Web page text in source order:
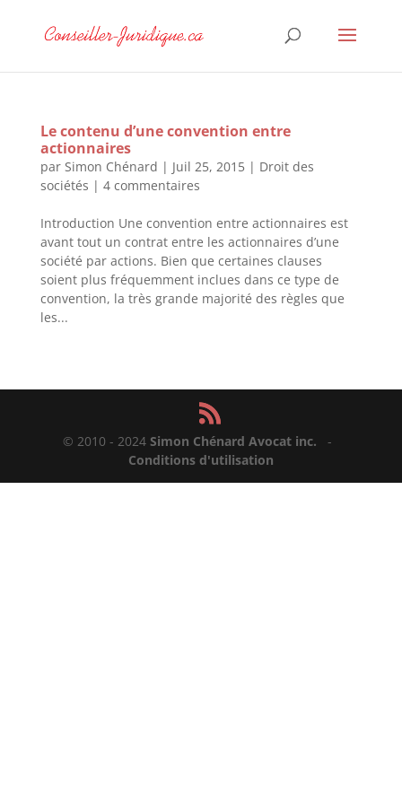
Le contenu d’une convention entre
actionnaires
par Simon Chénard | Juil 25, 2015| Droit des
sociétés | 4 commentaires
Introduction Une convention entre actionnaires est
avant tout un contrat entre les actionnaires d’une
société par actions. Bien que certaines clauses
soient plus fréquemment inclues dans ce type de
convention, la très grande majorité des règles que
les...
© 2010 - 2024 Simon Chénard Avocat inc.
-
Conditions d'utilisation